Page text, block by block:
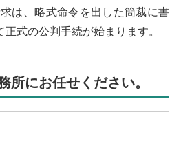
は、略式命令を出した簡裁に書
式の公判手続が始まります。
所にお任せください。